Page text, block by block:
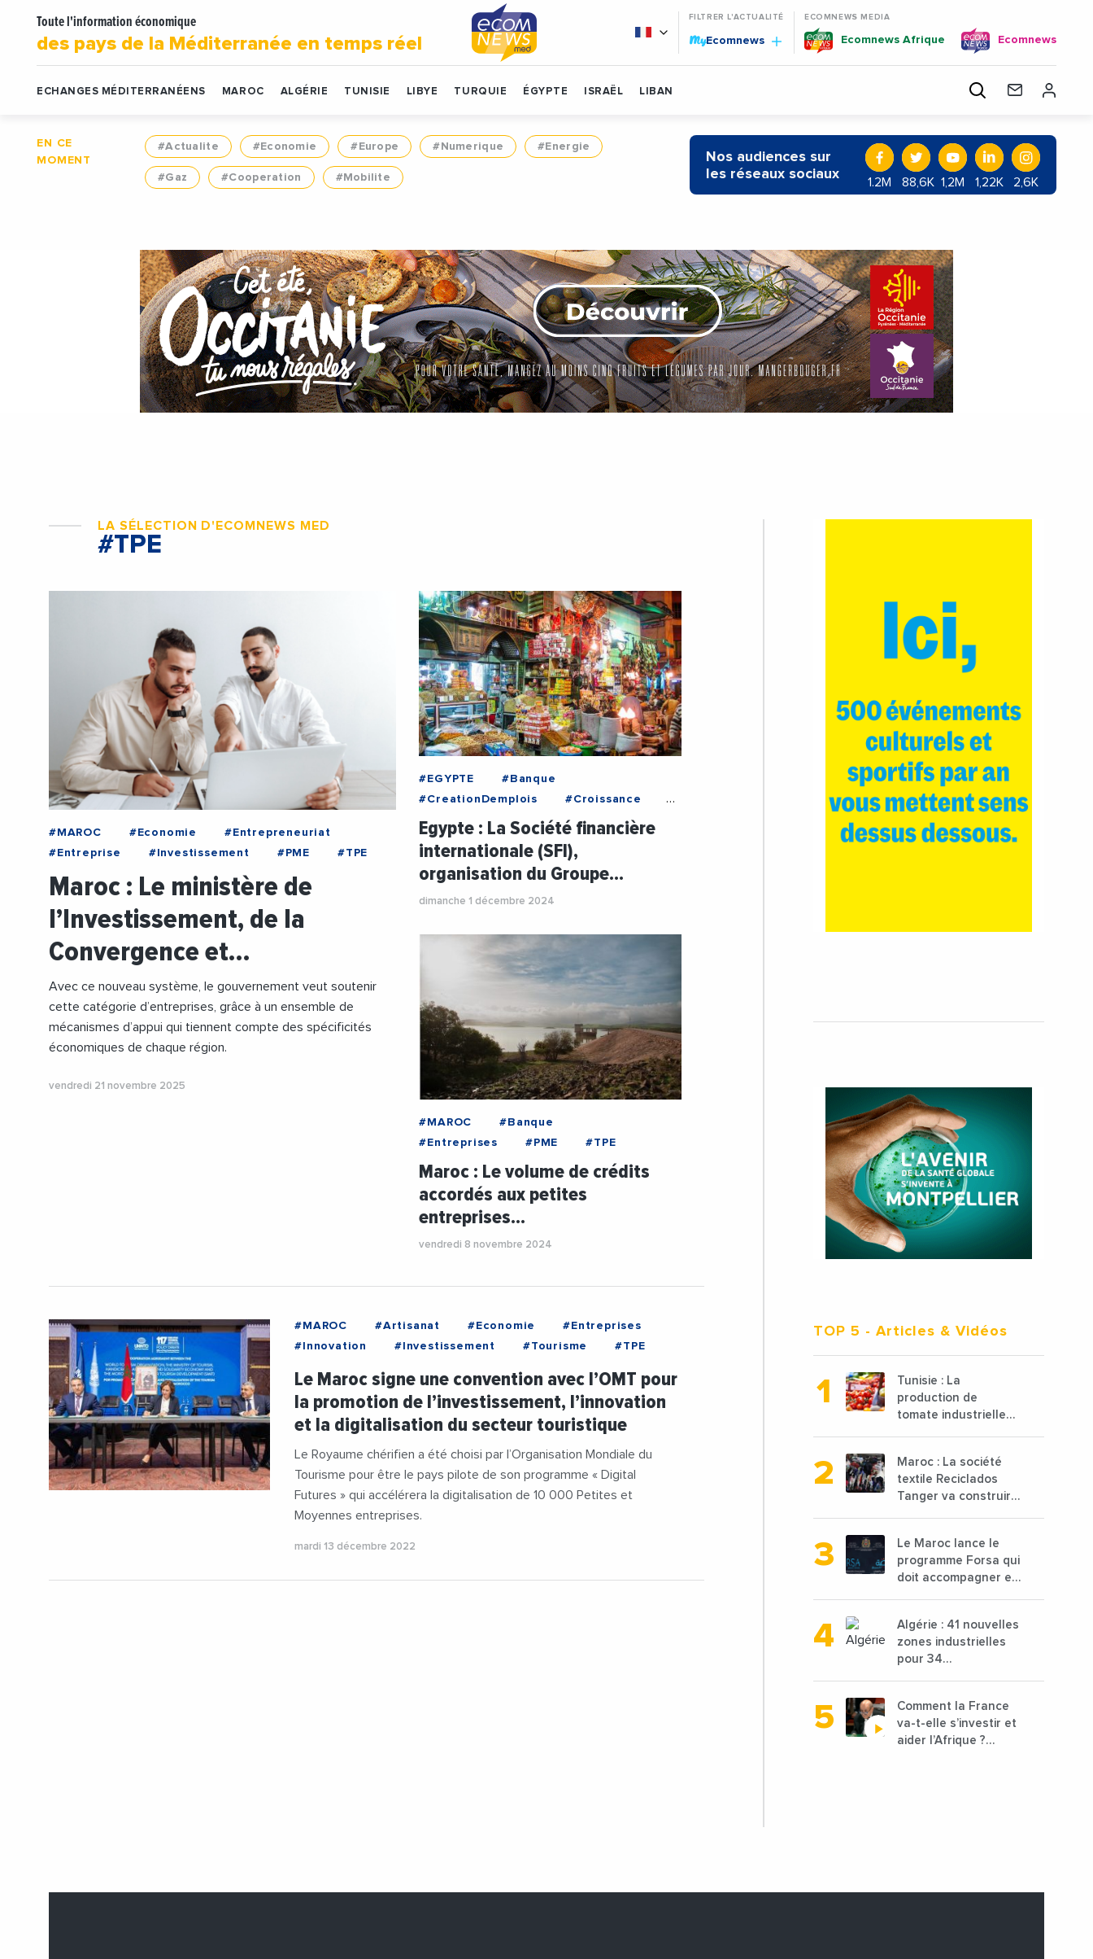
Toute l'information économique
des pays de la Méditerranée en temps réel
FILTRER L'ACTUALITÉ
MyEcomnews
ECOMNEWS MEDIA
Ecomnews Afrique Ecomnews
ECHANGES MÉDITERRANÉENS MAROC ALGÉRIE TUNISIE LIBYE TURQUIE ÉGYPTE ISRAËL LIBAN
EN CE
MOMENT
#Actualite #Economie #Europe #Numerique #Energie
#Gaz #Cooperation #Mobilite
Nos audiences sur
les réseaux sociaux
1.2M 88,6K 1,2M 1,22K 2,6K
LA SÉLECTION D'ECOMNEWS MED
#TPE
#MAROC #Economie
#Entrepreneuriat
#Entreprise
#Investissement #PME #TPE
Maroc : Le ministère de
l’Investissement, de la
Convergence et…
Avec ce nouveau système, le gouvernement veut soutenir
cette catégorie d’entreprises, grâce à un ensemble de
mécanismes d’appui qui tiennent compte des spécificités
économiques de chaque région.
vendredi 21 novembre 2025
#EGYPTE
#Banque
#CreationDemplois
#Croissance
#Emploi
#Entreprises
#Financement
Egypte : La Société financière
internationale (SFI),
organisation du Groupe…
dimanche 1 décembre 2024
#MAROC
#Banque
#Entreprises
#PME #TPE
Maroc : Le volume de crédits
accordés aux petites
entreprises…
vendredi 8 novembre 2024
#MAROC #Artisanat #Economie
#Entreprises
#Innovation
#Investissement #Tourisme #TPE
Le Maroc signe une convention avec l’OMT pour
la promotion de l’investissement, l’innovation
et la digitalisation du secteur touristique
Le Royaume chérifien a été choisi par l’Organisation Mondiale du
Tourisme pour être le pays pilote de son programme « Digital
Futures » qui accélérera la digitalisation de 10 000 Petites et
Moyennes entreprises.
mardi 13 décembre 2022
TOP 5 - Articles & Vidéos
Tunisie : La
production de
tomate industrielle
en baisse de 15%
Maroc : La société
textile Reciclados
Tanger va construire
pour traiter les
déchets textiles
Le Maroc lance le
programme Forsa qui
doit accompagner et
avec une enveloppe
de 1,25 milliard de
dirhams
Algérie : 41 nouvelles
zones industrielles
pour 34
Comment la France
va-t-elle s’investir et
aider l’Afrique ?